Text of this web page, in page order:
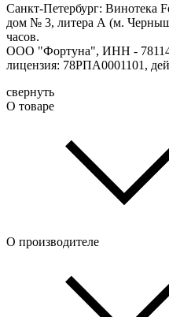
Санкт-Петербург: Винотека
дом № 3, литера А (м.
часов.
ООО "Фортуна", ИНН -
лицензия: 78РПА0001101,
свернуть
О товаре
О производителе